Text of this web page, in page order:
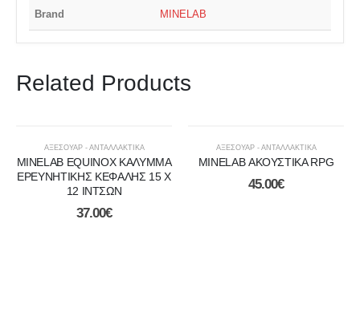
Brand MINELAB
Related Products
ΑΞΕΣΟΥΑΡ - ΑΝΤΑΛΛΑΚΤΙΚΑ
MINELAB EQUINOX ΚΑΛΥΜΜΑ
ΕΡΕΥΝΗΤΙΚΗΣ ΚΕΦΑΛΗΣ 15 Χ
12 ΙΝΤΣΩΝ
37.00€
ΑΞΕΣΟΥΑΡ - ΑΝΤΑΛΛΑΚΤΙΚΑ
MINELAB ΑΚΟΥΣΤΙΚΑ RPG
45.00€